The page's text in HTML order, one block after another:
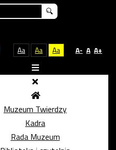
Aa Aa Aa A- A A+
Muzeum Twierdzy
Kadra
Rada Muzeum